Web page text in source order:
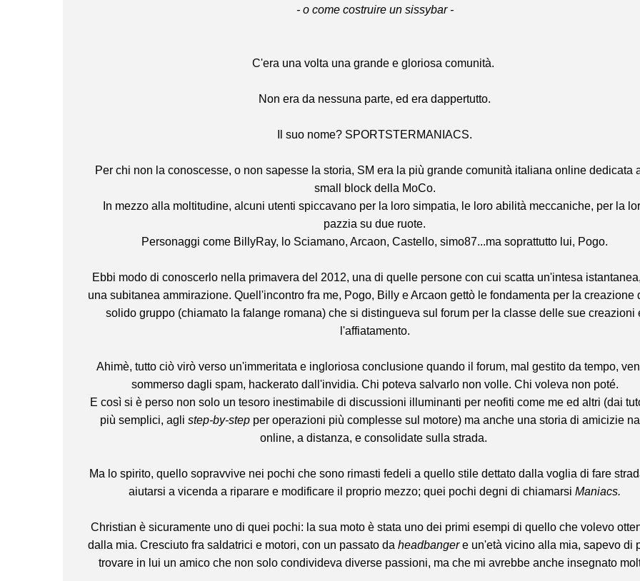
- o come costruire un sissybar -
C'era una volta una grande e gloriosa comunità.
Non era da nessuna parte, ed era dappertutto.
Il suo nome? SPORTSTERMANIACS.
Per chi non la conoscesse, o non sapesse la storia, SM era la più grande comunità italiana online dedicata
small block della MoCo.
In mezzo alla moltitudine, alcuni utenti spiccavano per la loro simpatia, le loro abilità meccaniche, per la
pazzia su due ruote.
Personaggi come BillyRay, lo Sciamano, Arcaon, Castello, simo87...ma soprattutto lui, Pogo.
Ebbi modo di conoscerlo nella primavera del 2012, una di quelle persone con cui scatta un'intesa
una subitanea ammirazione. Quell'incontro fra me, Pogo, Billy e Arcaon gettò le fondamenta per la creazione
solido gruppo (chiamato la falange romana) che si distingueva sul forum per la classe delle sue creazioni
l'affiatamento.
Ahimè, tutto ciò virò verso un'immeritata e ingloriosa conclusione quando il forum, mal gestito da tempo,
sommerso dagli spam, hackerato dall'invidia. Chi poteva salvarlo non volle. Chi voleva non poté.
E così si è perso non solo un tesoro inestimabile di discussioni illuminanti per neofiti come me ed altri (dai
più semplici, agli step-by-step per operazioni più complesse sul motore) ma anche una storia di amicizie
online, a distanza, e consolidate sulla strada.
Ma lo spirito, quello sopravvive nei pochi che sono rimasti fedeli a quello stile dettato dalla voglia di fare
aiutarsi a vicenda a riparare e modificare il proprio mezzo; quei pochi degni di chiamarsi Maniacs.
Christian è sicuramente uno di quei pochi: la sua moto è stata uno dei primi esempi di quello che volevo
dalla mia. Cresciuto fra saldatrici e motori, con un passato da headbangere un'età vicino alla mia, sapevo di
trovare in lui un amico che non solo condivideva diverse passioni, ma che mi avrebbe anche insegnato